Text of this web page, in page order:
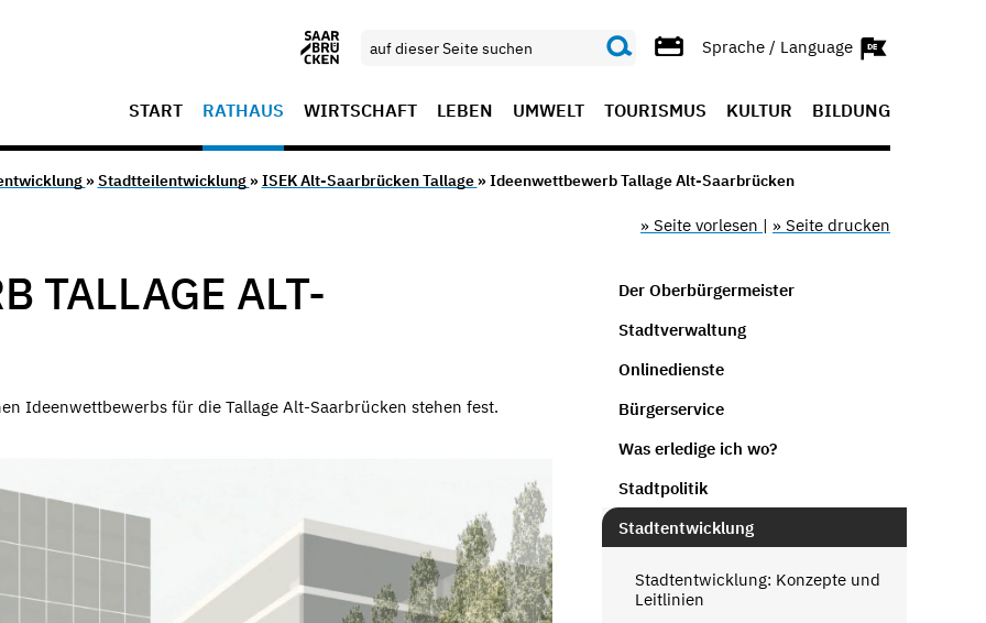
Sprache / Language
START RATHAUS WIRTSCHAFT LEBEN UMWELT TOURISMUS KULTUR BILDUNG
»Stadtteilentwicklung »ISEK Alt-Saarbrücken Tallage » Ideenwettbewerb Tallage Alt-Saarbrücken
» Seite vorlesen | » Seite drucken
TALLAGE ALT-
Ideenwettbewerbs für die Tallage Alt-Saarbrücken stehen fest.
Der Oberbürgermeister
Stadtverwaltung
Onlinedienste
Bürgerservice
Was erledige ich wo?
Stadtpolitik
Stadtentwicklung
Stadtentwicklung: Konzepte und
Leitlinien